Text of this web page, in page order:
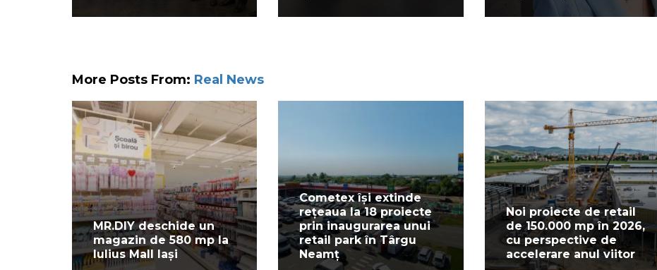
More Posts From: Real News
MR.DIY deschide un
magazin de 580 mp la
Iulius Mall Iași
Cometex își extinde
rețeaua la 18 proiecte
prin inaugurarea unui
retail park în Târgu
Neamț
Noi proiecte de retail
de 150.000 mp în 2026,
cu perspective de
accelerare anul viitor